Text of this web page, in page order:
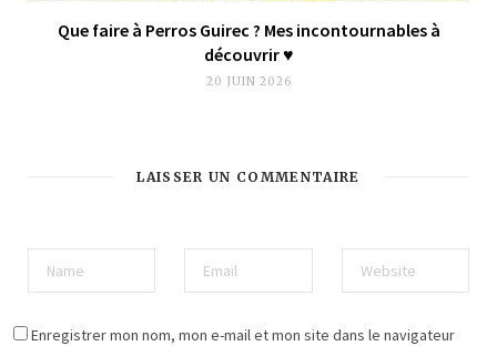
Que faire à Perros Guirec ? Mes incontournables à
découvrir ♥︎
20 JUIN 2026
LAISSER UN COMMENTAIRE
Enregistrer mon nom, mon e-mail et mon site dans le navigateur